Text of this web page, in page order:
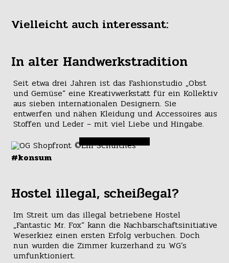
Vielleicht auch interessant:
In alter Handwerkstradition
Seit etwa drei Jahren ist das Fashionstudio „Obst
und Gemüse“ eine Kreativwerkstatt für ein Kollektiv
aus sieben internationalen Designern. Sie
entwerfen und nähen Kleidung und Accessoires aus
Stoffen und Leder – mit viel Liebe und Hingabe.
#konsum
Hostel illegal, scheißegal?
Im Streit um das illegal betriebene Hostel
„Fantastic Mr. Fox“ kann die Nachbarschaftsinitiative
Weserkiez einen ersten Erfolg verbuchen. Doch
nun wurden die Zimmer kurzerhand zu WG’s
umfunktioniert.